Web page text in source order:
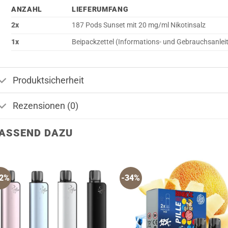
ANZAHL
LIEFERUMFANG
2x
187 Pods Sunset mit 20 mg/ml Nikotinsalz
1x
Beipackzettel (Informations- und
Produktsicherheit
Rezensionen (0)
DAZU
-34%